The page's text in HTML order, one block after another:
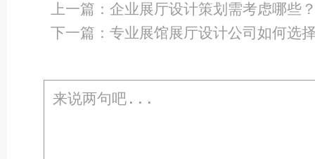
上一篇：企业展厅设计策划需考虑哪些
下一篇：专业展馆展厅设计公司如何选